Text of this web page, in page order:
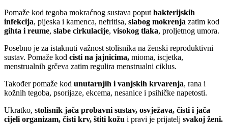
Pomaže kod tegoba mokraćnog sustava poput bakterijskih
infekcija, pijeska i kamenca, nefritisa, slabog mokrenja zatim kod
gihta i reume, slabe cirkulacije, visokog tlaka, proljetnog umora.
Posebno je za istaknuti važnost stolisnika na ženski reproduktivni
sustav. Pomaže kod cisti na jajnicima, mioma, iscjetka,
menstrualnih grčeva zatim regulira menstrualni ciklus.
Također pomaže kod unutarnjih i vanjskih krvarenja, rana i
kožnih tegoba, psorijaze, ekcema, nesanice i psihičke napetosti.
Ukratko, stolisnik jača probavni sustav, osvježava, čisti i jača
cijeli organizam, čisti krv, štiti kožu i pravi je prijatelj svakoj ženi.